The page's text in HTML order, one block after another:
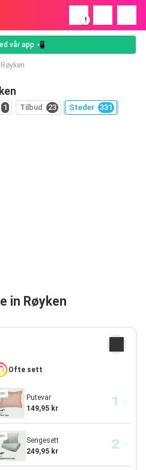
!
vår app 📲
Røyken
1 Tilbud 23 Steder 331
in Røyken
Ofte sett
Putevar
149,95 kr
Sengesett
249,95 kr